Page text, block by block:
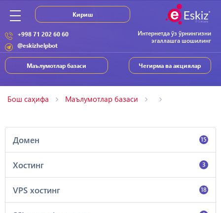
Интернетда ўз ўрнингизни
эгаллашга шошилинг
+998 71 202 60 60
@eskizhelpbot
Чегирма ва акциялар
Маълумотлар базаси
Кириш
Бош саҳифа Маълумотлар базаси
Домен 15
Хостинг 3
VPS хостинг 18